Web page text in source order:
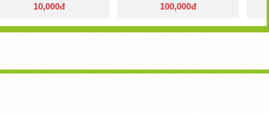
10,000đ
100,000đ